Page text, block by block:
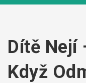
Dítě Nejí
Když